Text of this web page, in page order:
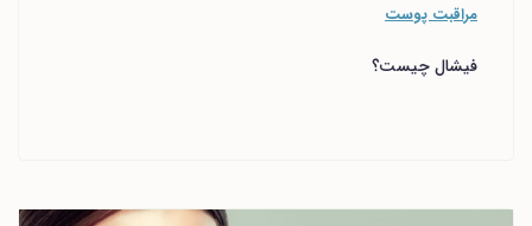
مراقبت پوست
فیشال چیست؟